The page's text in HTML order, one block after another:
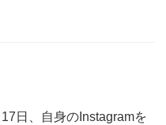
日、自身のInstagramを